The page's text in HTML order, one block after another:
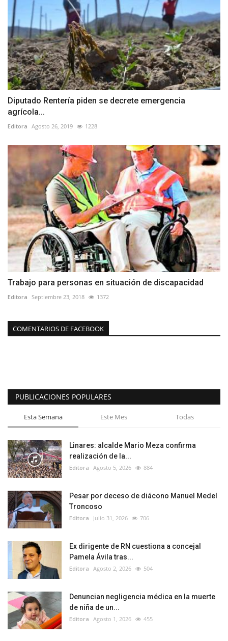
Diputado Rentería piden se decrete emergencia
agrícola...
Editora Agosto 26, 2019 1228
Trabajo para personas en situación de discapacidad
Editora Septiembre 23, 2018 1372
COMENTARIOS DE FACEBOOK
PUBLICACIONES POPULARES
Esta Semana Este Mes Todas
Linares: alcalde Mario Meza confirma
realización de la...
Editora Agosto 5, 2026 884
Pesar por deceso de diácono Manuel Medel
Troncoso
Editora Julio 31, 2026 706
Ex dirigente de RN cuestiona a concejal
Pamela Ávila tras...
Editora Agosto 2, 2026 504
Denuncian negligencia médica en la muerte
de niña de un...
Editora Agosto 1, 2026 455